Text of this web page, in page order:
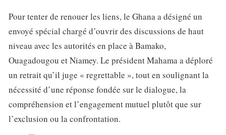
Pour tenter de renouer les liens, le Ghana a désigné un
envoyé spécial chargé d’ouvrir des discussions de haut
niveau avec les autorités en place à Bamako,
Ouagadougou et Niamey. Le président Mahama a déploré
un retrait qu’il juge « regrettable », tout en soulignant la
nécessité d’une réponse fondée sur le dialogue, la
compréhension et l’engagement mutuel plutôt que sur
l’exclusion ou la confrontation.